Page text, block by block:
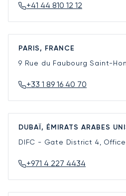
+41 44 810 12 12
PARIS, FRANCE
9 Rue du Faubourg Saint-
+33 1 89 16 40 70
DUBAÏ, ÉMIRATS ARABES
DIFC - Gate District 4, Office
+971 4 227 4434